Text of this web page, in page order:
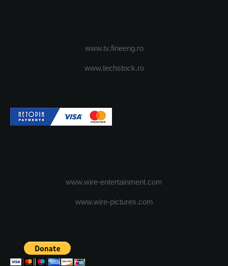
www.tv.fineeng.ro
www.techstock.ro
www.wire-entertainment.com
www.wire-pictures.com